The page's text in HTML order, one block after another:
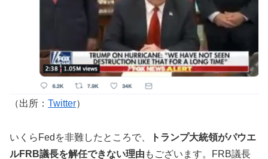
（出所： Twitter）
いくらFedを非難したところで、
トランプ大統領がパウエ
ルFRB議長を解任できない理由 もございます。FRB議長